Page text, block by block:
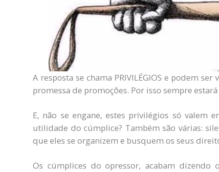
A resposta se chama PRIVILÉGIOS e podem
promessa de promoções. Por isso sempre
E, não se engane, estes privilégios só
utilidade do cúmplice? Também são várias:
que eles se organizem e busquem os seus
Os cúmplices do opressor, acabam dizendo